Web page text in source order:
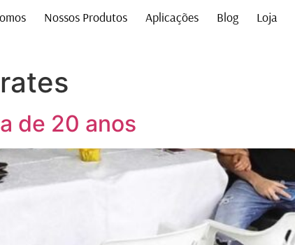
Nossos Produtos Aplicações Blog Loja
de 20 anos